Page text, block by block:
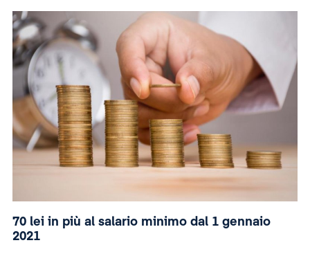
70 lei in più al salario minimo dal 1 gennaio
2021